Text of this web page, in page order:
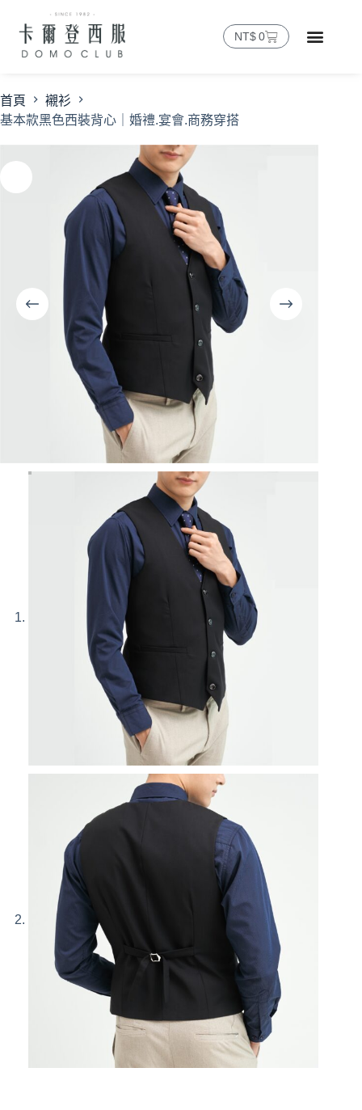
NT$ 0
首頁
襯衫
基本款黑色西裝背心｜婚禮.宴會.商務穿搭